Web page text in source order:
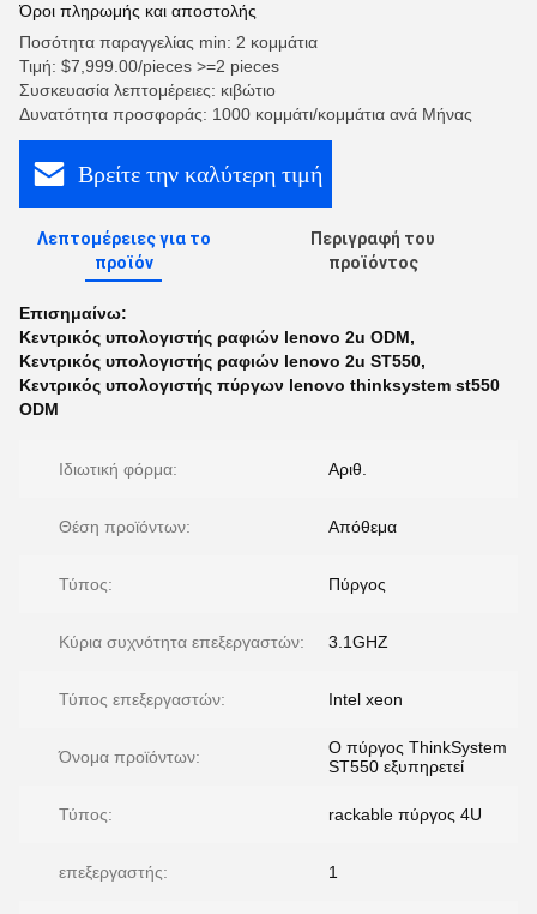
Όροι πληρωμής και αποστολής
Ποσότητα παραγγελίας min: 2 κομμάτια
Τιμή: $7,999.00/pieces >=2 pieces
Συσκευασία λεπτομέρειες: κιβώτιο
Δυνατότητα προσφοράς: 1000 κομμάτι/κομμάτια ανά Μήνας
Βρείτε την καλύτερη τιμή
Λεπτομέρειες για το
προϊόν
Περιγραφή του
προϊόντος
Επισημαίνω:
Κεντρικός υπολογιστής ραφιών lenovo 2u ODM,
Κεντρικός υπολογιστής ραφιών lenovo 2u ST550,
Κεντρικός υπολογιστής πύργων lenovo thinksystem st550
ODM
Ιδιωτική φόρμα: Αριθ.
Θέση προϊόντων: Απόθεμα
Τύπος: Πύργος
Κύρια συχνότητα επεξεργαστών: 3.1GHZ
Τύπος επεξεργαστών: Intel xeon
Όνομα προϊόντων:
Ο πύργος ThinkSystem
ST550 εξυπηρετεί
Τύπος: rackable πύργος 4U
επεξεργαστής: 1